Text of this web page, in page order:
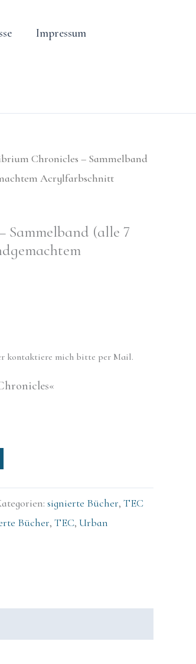
Impressum
Chronicles – Sammelband
Acrylfarbschnitt
Sammelband (alle 7
kontaktiere mich bitte per Mail.
signierte Bücher, TEC
Bücher, TEC, Urban